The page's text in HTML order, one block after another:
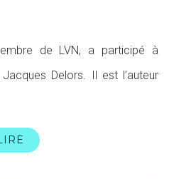
de LVN, a participé à
Delors. Il est l’auteur